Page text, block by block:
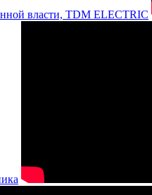
власти, TDM ELECTRIC